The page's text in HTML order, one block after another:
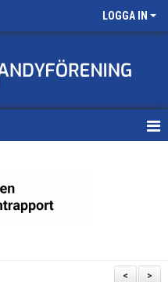
LOGGA IN
>
<